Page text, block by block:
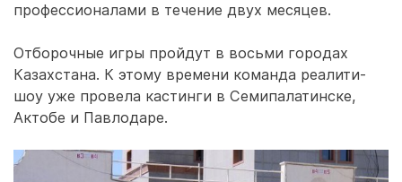
профессионалами в течение двух месяцев.
Отборочные игры пройдут в восьми городах
Казахстана. К этому времени команда реалити-
шоу уже провела кастинги в Семипалатинске,
Актобе и Павлодаре.